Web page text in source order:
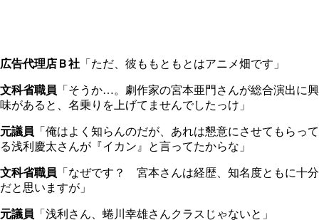
広告代理店Ｂ社 「ただ、彼ももともとはアニメ畑です」
文科省職員 「そうか…。劇作家の宮本亜門さんが総合演出に興
味があると、名乗りを上げてませんでしたっけ」
元議員 「俺はよく知らんのだが、あれは懇意にさせてもらって
る浅利慶太さんが『イカン』と言ってたからな」
文科省職員 「なぜです？ 宮本さんは経歴、知名度ともに十分
だと思いますが」
元議員 「浅利さん、蜷川幸雄さんクラスじゃないと」